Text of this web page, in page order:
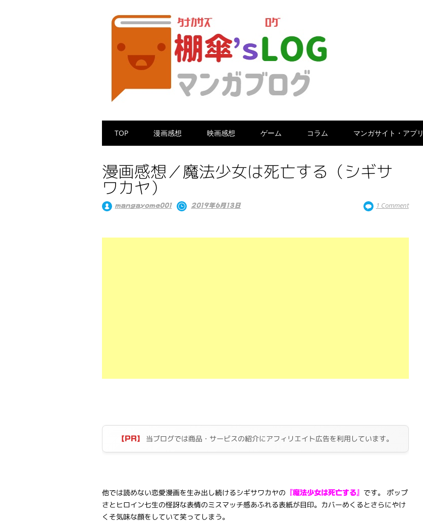
Main menu
TOP 漫画感想 映画感想 ゲーム コラム マンガサイト・アプリ
漫画感想／魔法少女は死亡する（シギサ
ワカヤ）
mangayome001 2019年6月13日 1 Comment
【PR】 当ブログでは商品・サービスの紹介にアフィリエイト広告を利用しています。
他では読めない恋愛漫画を生み出し続けるシギサワカヤの 『魔法少女は死亡する』 です。 ポップ
さとヒロイン七生の怪訝な表情のミスマッチ感あふれる表紙が目印。カバーめくるとさらにやけ
くそ気味な顔をしていて笑ってしまう。